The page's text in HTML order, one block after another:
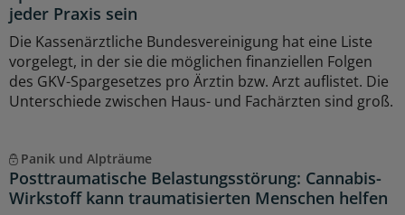
jeder Praxis sein
Die Kassenärztliche Bundesvereinigung hat eine Liste
vorgelegt, in der sie die möglichen finanziellen Folgen
des GKV-Spargesetzes pro Ärztin bzw. Arzt auflistet. Die
Unterschiede zwischen Haus- und Fachärzten sind groß.
Panik und Alpträume
Posttraumatische Belastungsstörung: Cannabis-
Wirkstoff kann traumatisierten Menschen helfen